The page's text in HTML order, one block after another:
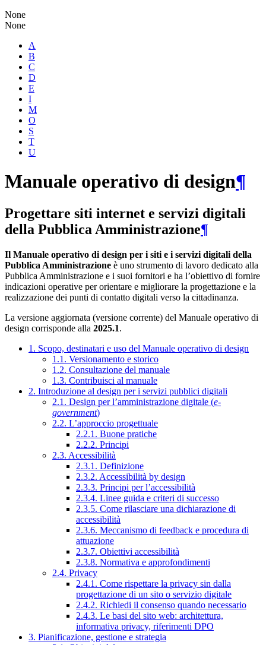
None
None
A
B
C
D
E
I
M
O
S
T
U
Manuale operativo di design¶
Progettare siti internet e servizi digitali
della Pubblica Amministrazione¶
Il Manuale operativo di design per i siti e i servizi digitali della
Pubblica Amministrazione è uno strumento di lavoro dedicato alla
Pubblica Amministrazione e i suoi fornitori e ha l’obiettivo di fornire
indicazioni operative per orientare e migliorare la progettazione e la
realizzazione dei punti di contatto digitali verso la cittadinanza.
La versione aggiornata (versione corrente) del Manuale operativo di
design corrisponde alla 2025.1.
1. Scopo, destinatari e uso del Manuale operativo di design
1.1. Versionamento e storico
1.2. Consultazione del manuale
1.3. Contribuisci al manuale
2. Introduzione al design per i servizi pubblici digitali
2.1. Design per l’amministrazione digitale (e-
government)
2.2. L’approccio progettuale
2.2.1. Buone pratiche
2.2.2. Principi
2.3. Accessibilità
2.3.1. Definizione
2.3.2. Accessibilità by design
2.3.3. Principi per l’accessibilità
2.3.4. Linee guida e criteri di successo
2.3.5. Come rilasciare una dichiarazione di
accessibilità
2.3.6. Meccanismo di feedback e procedura di
attuazione
2.3.7. Obiettivi accessibilità
2.3.8. Normativa e approfondimenti
2.4. Privacy
2.4.1. Come rispettare la privacy sin dalla
progettazione di un sito o servizio digitale
2.4.2. Richiedi il consenso quando necessario
2.4.3. Le basi del sito web: architettura,
informativa privacy, riferimenti DPO
3. Pianificazione, gestione e strategia